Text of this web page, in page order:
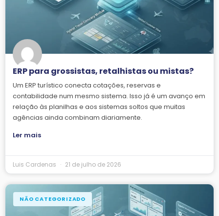
ERP para grossistas, retalhistas ou mistas?
Um ERP turístico conecta cotações, reservas e
contabilidade num mesmo sistema. Isso já é um avanço em
relação às planilhas e aos sistemas soltos que muitas
agências ainda combinam diariamente.
Ler mais
Luis Cardenas 21 de julho de 2026
NÃO CATEGORIZADO